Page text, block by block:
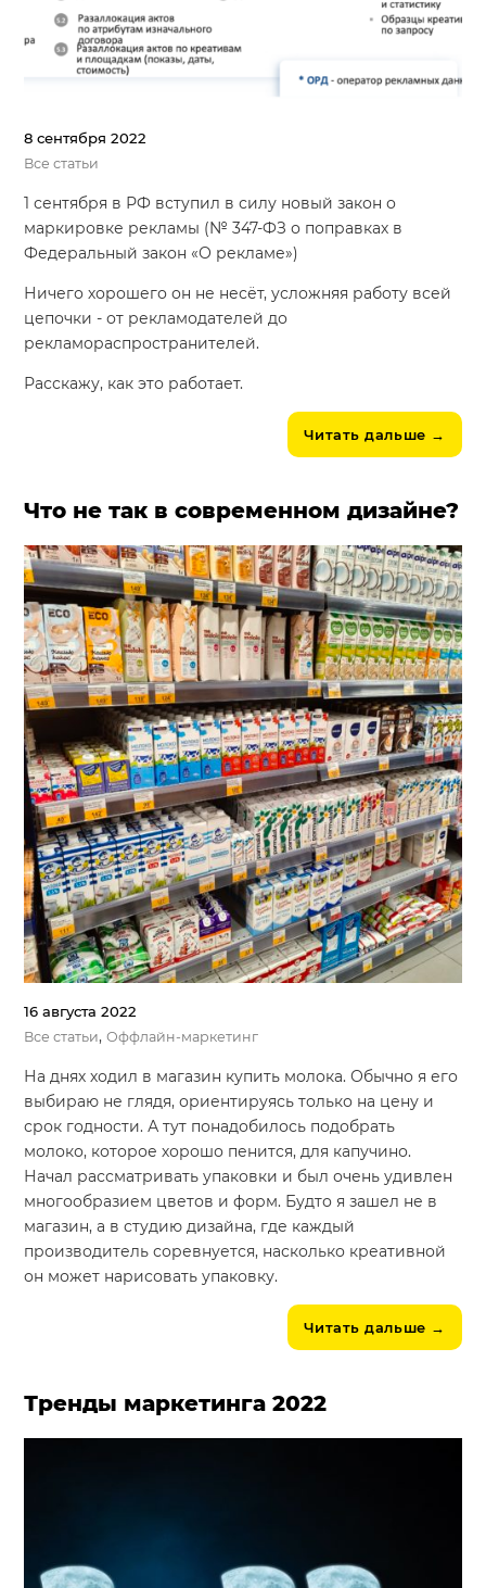
8 сентября 2022
Все статьи
1 сентября в РФ вступил в силу новый закон о
маркировке рекламы (№ 347-ФЗ о поправках в
Федеральный закон «О рекламе»)
Ничего хорошего он не несёт, усложняя работу всей
цепочки - от рекламодателей до
рекламораспространителей.
Расскажу, как это работает.
Читать дальше →
Что не так в современном дизайне?
16 августа 2022
Все статьи,Оффлайн-маркетинг
На днях ходил в магазин купить молока. Обычно я его
выбираю не глядя, ориентируясь только на цену и
срок годности. А тут понадобилось подобрать
молоко, которое хорошо пенится, для капучино.
Начал рассматривать упаковки и был очень удивлен
многообразием цветов и форм. Будто я зашел не в
магазин, а в студию дизайна, где каждый
производитель соревнуется, насколько креативной
он может нарисовать упаковку.
Читать дальше →
Тренды маркетинга 2022